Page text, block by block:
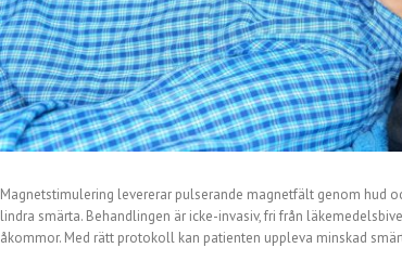
Magnetstimulering levererar pulserande magnetfält genom hud
lindra smärta. Behandlingen är icke-invasiv, fri från
åkommor. Med rätt protokoll kan patienten uppleva minskad